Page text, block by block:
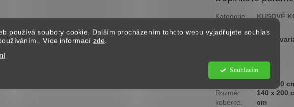
používá soubory cookie. Dalším procházením tohoto webu vyjadřujete souhlas
Více informací zde.
Souhlasím
Kategorie:
KUSOVÉ
Záruka
2 roky
Zvolte
Cenová
skupina:
Nízká
Rozměr
koberce:
80 x 150
140 x 200
cm